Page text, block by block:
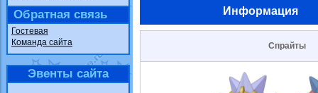
Обратная связь
Гостевая
Команда сайта
Эвенты сайта
Информация
Спрайты